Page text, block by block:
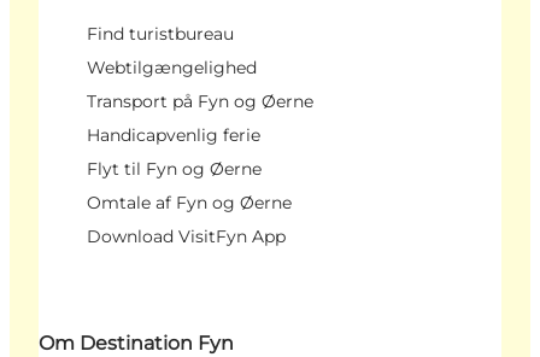
Find turistbureau
Webtilgængelighed
Transport på Fyn og Øerne
Handicapvenlig ferie
Flyt til Fyn og Øerne
Omtale af Fyn og Øerne
Download VisitFyn App
Om Destination Fyn